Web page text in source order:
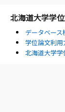
北海道大学学
データベース
学位論文利用
北海道大学